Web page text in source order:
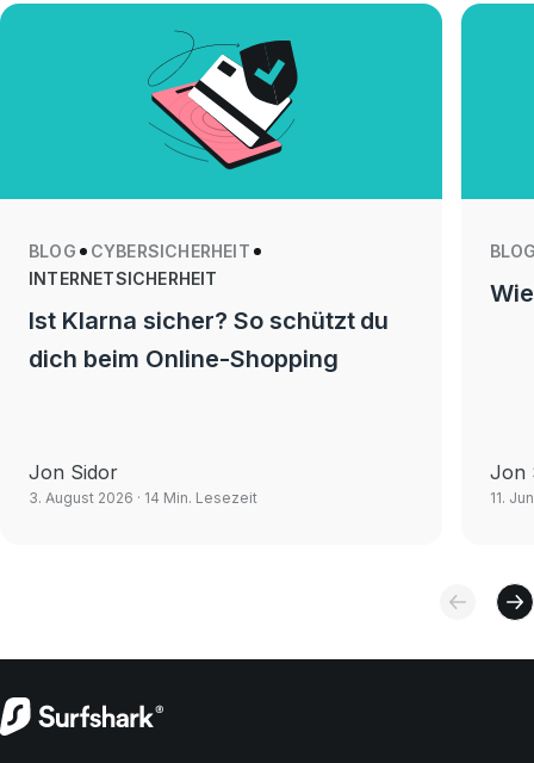
BLOG
CYBERSICHERHEIT
INTERNETSICHERHEIT
Ist Klarna sicher? So schützt du
dich beim Online-Shopping
Jon Sidor
3. August 2026 · 14 Min. Lesezeit
Jon
11.